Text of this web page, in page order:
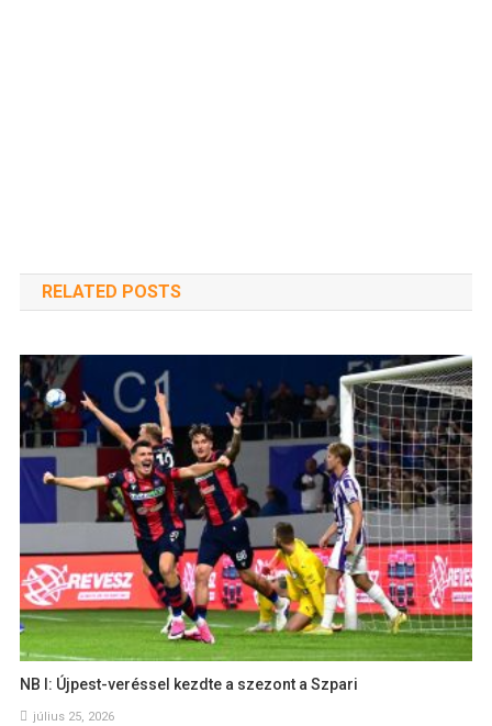
RELATED POSTS
NB I: Újpest-veréssel kezdte a szezont a Szpari
július 25, 2026